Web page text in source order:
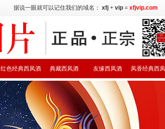
据说一眼就可以记住我们的域名： xfj + vip = xfjvip.com
凤香经典西
友缘西凤酒
典藏西凤酒
红色经典西凤酒